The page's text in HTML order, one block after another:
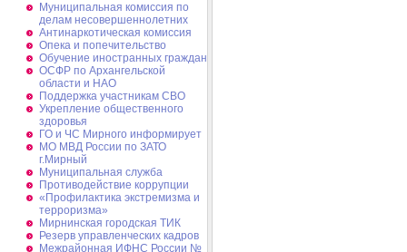
Муниципальная комиссия по
делам несовершеннолетних
Антинаркотическая комиссия
Опека и попечительство
Обучение иностранных граждан
ОСФР по Архангельской
области и НАО
Поддержка участникам СВО
Укрепление общественного
здоровья
ГО и ЧС Мирного информирует
МО МВД России по ЗАТО
г.Мирный
Муниципальная cлужба
Противодействие коррупции
«Профилактика экстремизма и
терроризма»
Мирнинская городская ТИК
Резерв управленческих кадров
Межрайонная ИФНС России №